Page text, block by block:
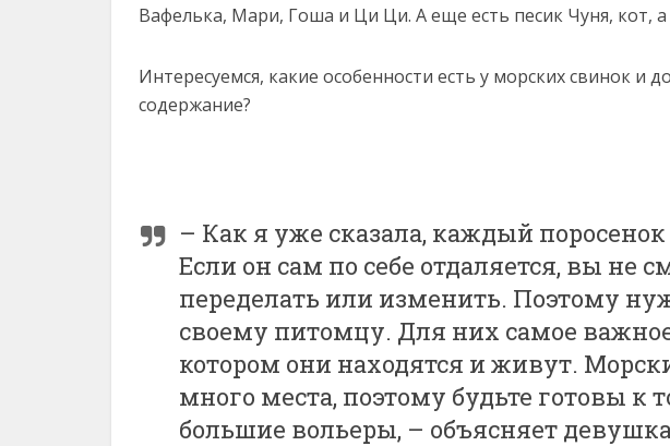
Вафелька, Мари, Гоша и Ци Ци. А еще есть песик Чуня, кот,
Интересуемся, какие особенности есть у морских свинок и
содержание?
– Как я уже сказала, каждый
Если он сам по себе отдаляется, вы не
переделать или изменить. Поэтому
своему питомцу. Для них самое
котором они находятся и живут.
много места, поэтому будьте готовы к
большие вольеры, – объясняет